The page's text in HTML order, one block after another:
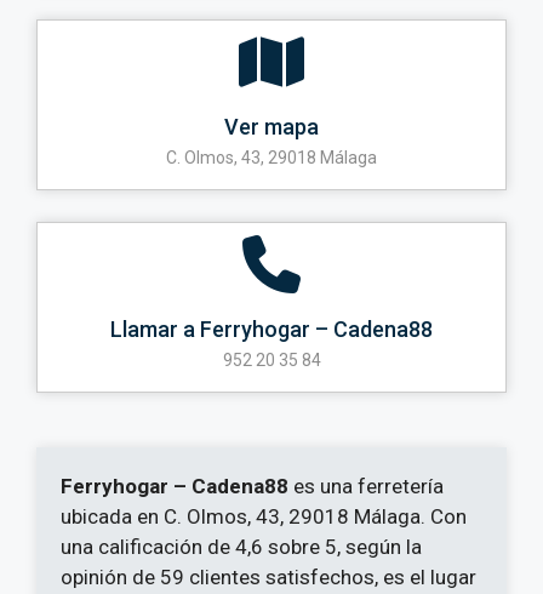
Ver mapa
C. Olmos, 43, 29018 Málaga
Llamar a Ferryhogar – Cadena88
952 20 35 84
Ferryhogar – Cadena88 es una ferretería
ubicada en C. Olmos, 43, 29018 Málaga. Con
una calificación de 4,6 sobre 5, según la
opinión de 59 clientes satisfechos, es el lugar